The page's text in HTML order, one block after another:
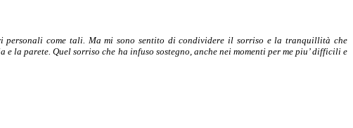
come tali. Ma mi sono sentito di condividere il sorriso e la tranquillità che
parete. Quel sorriso che ha infuso sostegno, anche nei momenti per me piu’ difficili e